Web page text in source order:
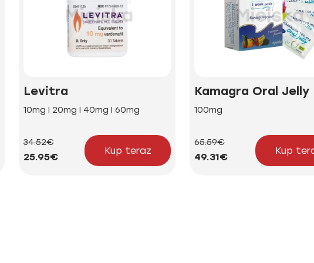
Levitra
10mg | 20mg | 40mg | 60mg
34.52€
25.95€
Kup teraz
Kamagra Oral Jelly
100mg
65.59€
49.31€
Kup